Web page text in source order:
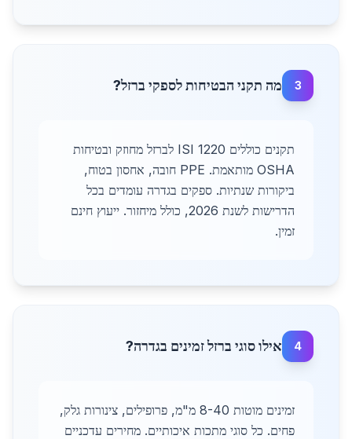
3 מה תקני הבטיחות לספקי ברזל?
תקנים כוללים ISI 1220 לברזל מחוזק ובטיחות
OSHA מותאמת. PPE חובה, אחסון בטוח,
ביקורות שנתיות. ספקים בגדרה עומדים בכל
הדרישות לשנת 2026, כולל מיחזור. ייעוץ חינם
זמין.
4 אילו סוגי ברזל זמינים בגדרה?
זמינים מוטות 8-40 מ"מ, פרופילים, צינורות גלק,
פחים. כל סוגי מתכות איכותיים. מחירים עדכניים